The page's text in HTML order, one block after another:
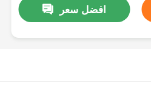
افضل سعر